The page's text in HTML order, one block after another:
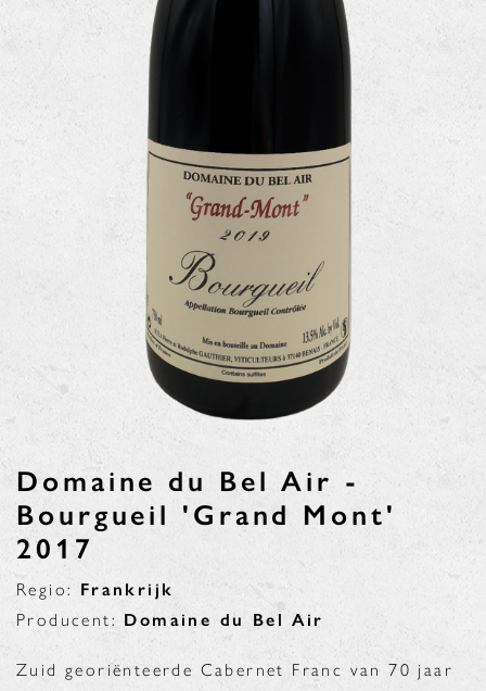
Domaine du Bel Air -
Bourgueil 'Grand Mont'
2017
Regio: Frankrijk
Producent: Domaine du Bel Air
Zuid georiënteerde Cabernet Franc van 70 jaar